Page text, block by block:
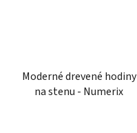
Moderné drevené hodiny
na stenu - Numerix